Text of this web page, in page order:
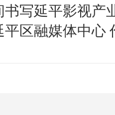
书写延平影视产
平区融媒体中心